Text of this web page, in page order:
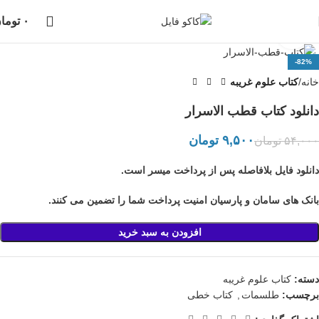
۰
-82%
خانه کتاب علوم غریبه
دانلود کتاب قطب الاسرار
۵۴,۰۰۰ تومان۹,۵۰۰ تومان
دانلود فایل بلافاصله پس از پرداخت میسر است.
بانک های سامان و پارسیان امنیت پرداخت شما را تضمین می کنند.
افزودن به سبد خرید
دسته: کتاب علوم غریبه
برچسب: طلسمات , کتاب خطی
انجام می شود...